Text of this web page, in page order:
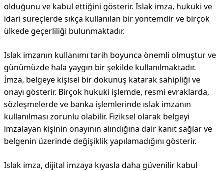
olduğunu ve kabul ettiğini gösterir. Islak imza, hukuki ve
idari süreçlerde sıkça kullanılan bir yöntemdir ve birçok
ülkede geçerliliği bulunmaktadır.
Islak imzanın kullanımı tarih boyunca önemli olmuştur ve
günümüzde hala yaygın bir şekilde kullanılmaktadır.
İmza, belgeye kişisel bir dokunuş katarak sahipliği ve
onayı gösterir. Birçok hukuki işlemde, resmi evraklarda,
sözleşmelerde ve banka işlemlerinde ıslak imzanın
kullanılması zorunlu olabilir. Fiziksel olarak belgeyi
imzalayan kişinin onayının alındığına dair kanıt sağlar ve
belgenin üzerinde değişiklik yapılamadığını gösterir.
Islak imza, dijital imzaya kıyasla daha güvenilir kabul